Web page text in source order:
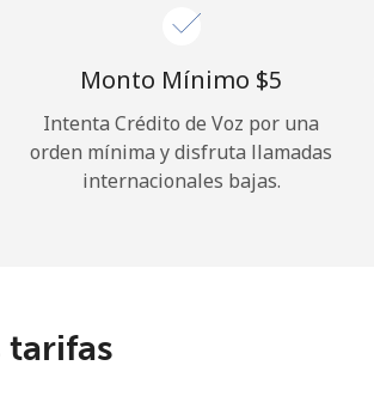
Sesión
Monto Mínimo ⁦$5⁩
Intenta Crédito de Voz por una
orden mínima y disfruta llamadas
internacionales bajas.
tarifas